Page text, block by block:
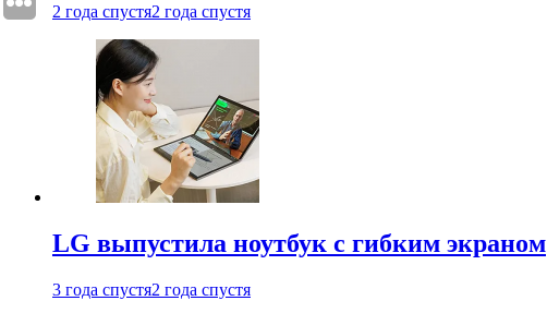
2 года спустя2 года спустя
LG выпустила ноутбук с гибким экраном
3 года спустя2 года спустя